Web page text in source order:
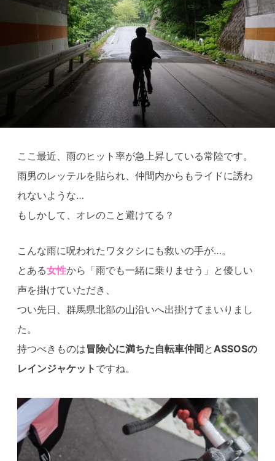
ここ最近、雨のヒット率が急上昇している常陸です。
雨男のレッテルを貼られ、仲間内からもライドに誘わ
れないような…
もしかして、オレのこと避けてる？
こんな雨に呪われたワタクシにも救いの手が…。
とある女性から「雨でも一緒に乗りませう」と優しい
声を掛けていただき、
つい先日、群馬県北部の山沿いへ出掛けてまいりまし
た。
持つべきものは冒険心に満ちた自転車仲間 とASSOSの
レインジャケット ですね。